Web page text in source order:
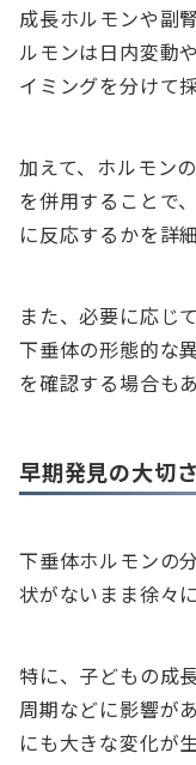
成長ホルモンや副
ルモンは日内変動
イミングを分けて
加えて、ホルモン
を併用することで
に反応するかを詳
また、必要に応じ
下垂体の形態的な
を確認する場合も
早期発見の大切さ
下垂体ホルモンの
状がないまま徐々
特に、子どもの成
周期などに影響が
にも大きな変化が